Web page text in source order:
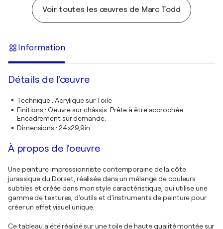
Voir toutes les œuvres de Marc Todd
Information
Détails de l'œuvre
Technique: Acrylique sur Toile
Finitions : Oeuvre sur châssis. Prête à être accrochée.
Encadrement sur demande.
Dimensions : 24x29,9in
À propos de l'oeuvre
Une peinture impressionniste contemporaine de la côte
jurassique du Dorset, réalisée dans un mélange de couleurs
subtiles et créée dans mon style caractéristique, qui utilise une
gamme de textures, d'outils et d'instruments de peinture pour
créer un effet visuel unique.
Ce tableau a été réalisé sur une toile de haute qualité montée sur